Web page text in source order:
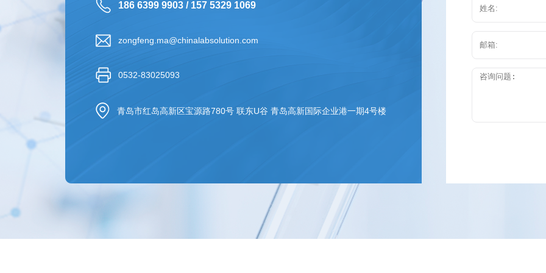
186 6399 9903 / 157 5329 1069
zongfeng.ma@chinalabsolution.com
0532-83025093
青岛市红岛高新区宝源路780号 联东U谷 青岛高新国际企业港一期4号楼